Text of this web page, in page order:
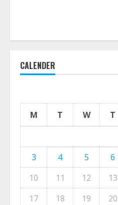
CALENDER
M T W T
3
4 5 6
10
11 12 13
17
18 19 20